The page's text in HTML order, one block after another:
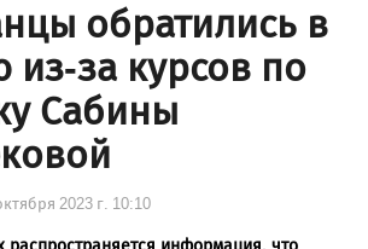
обратились в
за курсов по
Сабины
2023 г. 10:10